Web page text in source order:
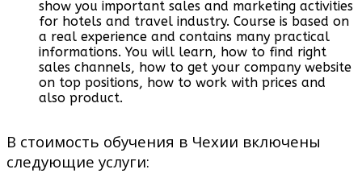
show you important sales and marketing activities
for hotels and travel industry. Course is based on
a real experience and contains many practical
informations. You will learn, how to find right
sales channels, how to get your company website
on top positions, how to work with prices and
also product.
В стоимость обучения в Чехии включены
следующие услуги: